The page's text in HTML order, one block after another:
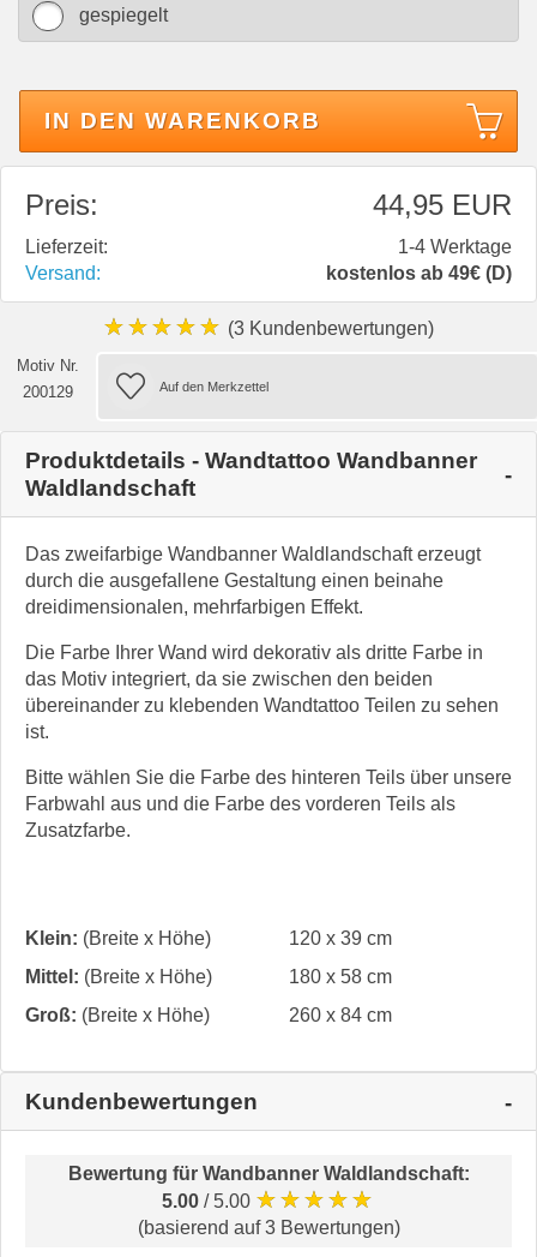
gespiegelt
IN DEN WARENKORB
Preis: 44,95 EUR
Lieferzeit:
1-4 Werktage
Versand:
kostenlos ab 49€ (D)
★★★★★ (3 Kundenbewertungen)
Motiv Nr.
200129
Produktdetails - Wandtattoo Wandbanner
Waldlandschaft
Das zweifarbige Wandbanner Waldlandschaft erzeugt
durch die ausgefallene Gestaltung einen beinahe
dreidimensionalen, mehrfarbigen Effekt.
Die Farbe Ihrer Wand wird dekorativ als dritte Farbe in
das Motiv integriert, da sie zwischen den beiden
übereinander zu klebenden Wandtattoo Teilen zu sehen
ist.
Bitte wählen Sie die Farbe des hinteren Teils über unsere
Farbwahl aus und die Farbe des vorderen Teils als
Zusatzfarbe.
Klein: (Breite x Höhe)
120 x 39 cm
Mittel: (Breite x Höhe)
180 x 58 cm
Groß: (Breite x Höhe) 260 x 84 cm
Kundenbewertungen
Bewertung für Wandbanner Waldlandschaft:
5.00 / 5.00 ★★★★★
(basierend auf 3 Bewertungen)